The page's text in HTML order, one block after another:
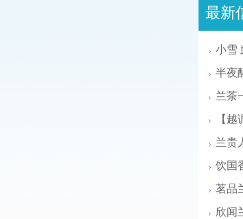
最新
小雪
半夜
兰茶
【
兰贵
饮国
茗品
欣闻